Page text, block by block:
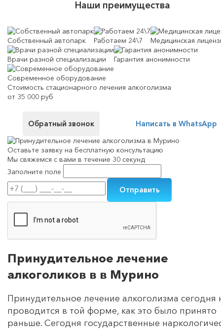
Наши преимущества
Собственный автопарк Работаем 24\7 Медицинская
Врачи разной специализации Гарантия анонимности
Современное оборудование
Стоимость стационарного лечения алкоголизма
от 35 000 руб
Обратный звонок Написать в WhatsApp
Оставьте заявку на бесплатную консультацию
Мы свяжемся с вами в течение 30 секунд
Заполните поле
Принудительное лечение
алкоголиков в в Мурино
Принудительное лечение алкоголизма сегодня
проводится в той форме, как это было принято
раньше. Сегодня государственные